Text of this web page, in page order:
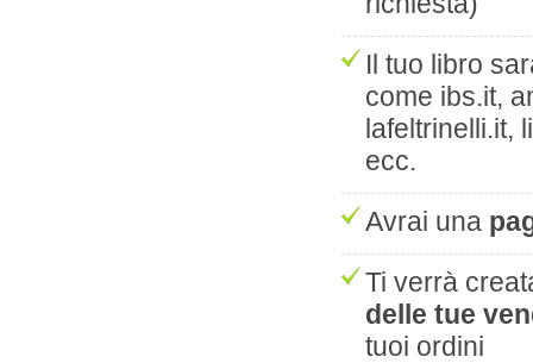
Il tuo libro
come ibs.it,
lafeltrinelli.it,
ecc.
Avrai una
Ti verrà
delle tue
tuoi ordini